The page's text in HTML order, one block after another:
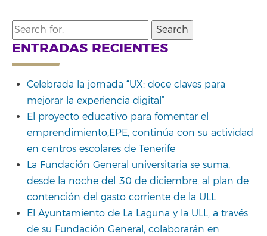
Search
for:
ENTRADAS RECIENTES
Celebrada la jornada “UX: doce claves para
mejorar la experiencia digital”
El proyecto educativo para fomentar el
emprendimiento,EPE, continúa con su actividad
en centros escolares de Tenerife
La Fundación General universitaria se suma,
desde la noche del 30 de diciembre, al plan de
contención del gasto corriente de la ULL
El Ayuntamiento de La Laguna y la ULL, a través
de su Fundación General, colaborarán en